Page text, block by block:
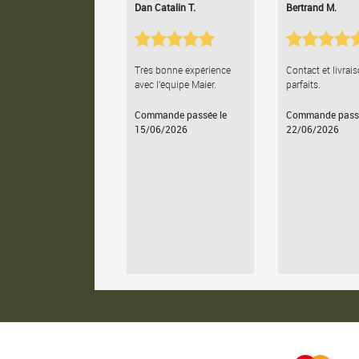
Dan Catalin T.
Très bonne expérience
avec l'équipe Maier.
Commande passée le
15/06/2026
Bertrand M.
Contact et
parfaits.
Commande
22/06/2026